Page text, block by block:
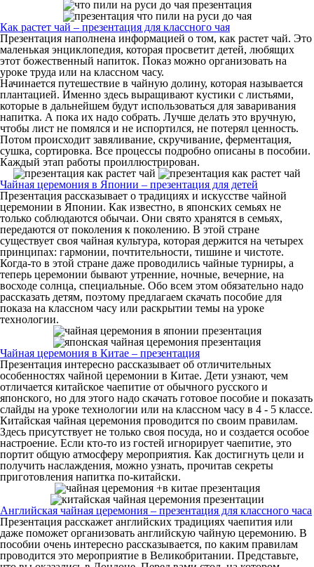
Как растет чай – презентация для классного чая
Презентация наполнена информацией о том, как растет чай. Это
маленькая энциклопедия, которая просветит детей, любящих
этот божественный напиток. Показ можно организовать на
уроке труда или на классном часу.
Начинается путешествие в чайную долину, которая называется
плантацией. Именно здесь выращивают кустики с листьями,
которые в дальнейшем будут использоваться для заваривания
напитка. А пока их надо собрать. Лучше делать это вручную,
чтобы лист не помялся и не испортился, не потерял ценность.
Потом происходит завяливание, скручивание, ферментация,
сушка, сортировка. Все процессы подробно описаны в пособии.
Каждый этап работы проиллюстрирован.
Чайная церемония в Японии – презентация для детей
Презентация рассказывает о традициях и искусстве чайной
церемонии в Японии. Как известно, в японских семьях не
только соблюдаются обычаи. Они свято хранятся в семьях,
передаются от поколения к поколению. В этой стране
существует своя чайная культура, которая держится на четырех
принципах: гармонии, почтительности, тишине и чистоте.
Когда-то в этой стране даже проводились чайные турниры, а
теперь церемонии бывают утренние, ночные, вечерние, на
восходе солнца, специальные. Обо всем этом обязательно надо
рассказать детям, поэтому предлагаем скачать пособие для
показа на классном часу или раскрытии темы на уроке
технологии.
Чайная церемония в Китае – презентация
Презентация интересно рассказывает об отличительных
особенностях чайной церемонии в Китае. Дети узнают, чем
отличается китайское чаепитие от обычного русского и
японского, но для этого надо скачать готовое пособие и показать
слайды на уроке технологии или на классном часу в 4 - 5 классе.
Китайская чайная церемония проводится по своим правилам.
Здесь присутствует не только своя посуда, но и создается особое
настроение. Если кто-то из гостей игнорирует чаепитие, это
портит общую атмосферу мероприятия. Как достигнуть цели и
получить наслаждения, можно узнать, прочитав секреты
приготовления напитка по-китайски.
Английская чайная церемония – презентация для классного часа
Презентация расскажет английских традициях чаепития или
даже поможет организовать английскую чайную церемонию. В
пособии очень интересно рассказывается, по каким правилам
проводится это мероприятие в Великобритании. Представьте,